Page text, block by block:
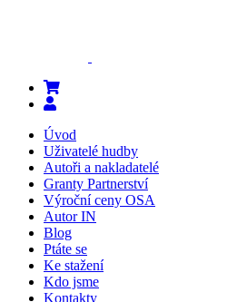
Úvod
Uživatelé hudby
Autoři a nakladatelé
Granty Partnerství
Výroční ceny OSA
Autor IN
Blog
Ptáte se
Ke stažení
Kdo jsme
Kontakty